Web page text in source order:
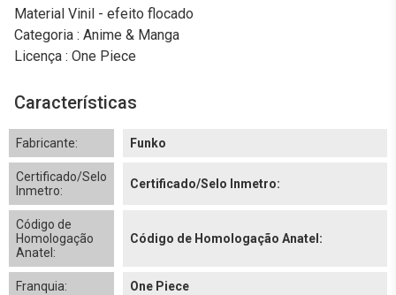
Material Vinil - efeito flocado
Categoria : Anime & Manga
Licença : One Piece
Características
Fabricante: Funko
Certificado/Selo
Inmetro:
Certificado/Selo Inmetro:
Código de
Homologação
Anatel:
Código de Homologação Anatel:
Franquia: One Piece